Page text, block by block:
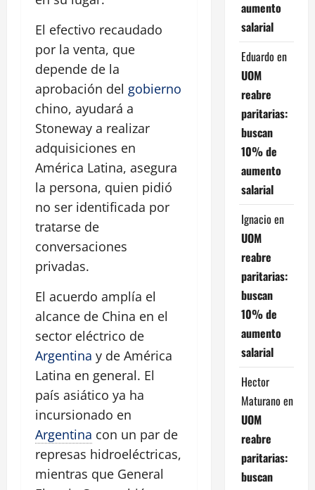
El efectivo recaudado
por la venta, que
depende de la
aprobación del gobierno
chino, ayudará a
Stoneway a realizar
adquisiciones en
América Latina, asegura
la persona, quien pidió
no ser identificada por
tratarse de
conversaciones
privadas.
El acuerdo amplía el
alcance de China en el
sector eléctrico de
Argentina y de América
Latina en general. El
país asiático ya ha
incursionado en
Argentina con un par de
represas hidroeléctricas,
mientras que General
aumento
salarial
Eduardo en
UOM
reabre
paritarias:
buscan
10% de
aumento
salarial
Ignacio en
UOM
reabre
paritarias:
buscan
10% de
aumento
salarial
Hector
Maturano en
UOM
reabre
paritarias:
buscan